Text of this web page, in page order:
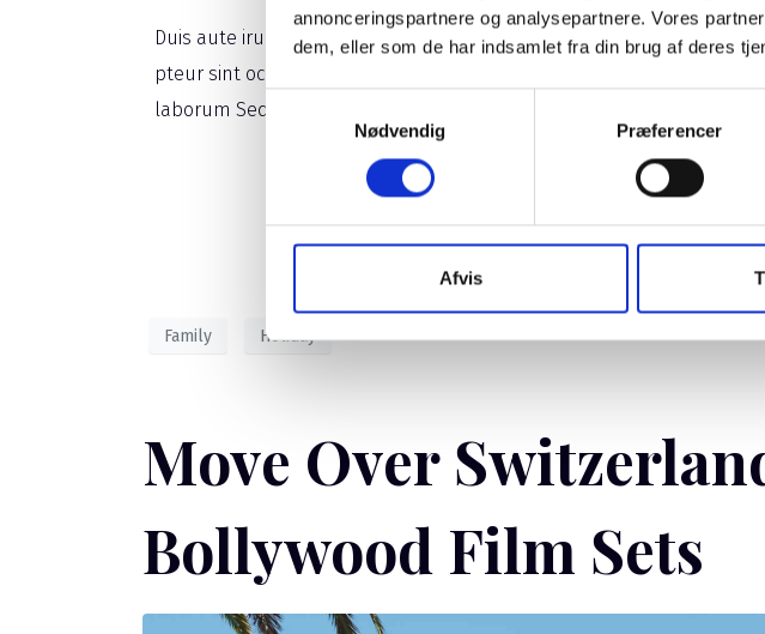
annonceringspartnere og analysepartnere. Vores
dem, eller som de har indsamlet fra din brug af deres
Samtykkevalg
Nødvendig
Præferencer
Afvis
Duis aute irure dolor in reprehenderit in voluptate velit esse cillum
pteur sint occaecat cupidatat non proident, sunt in culpa qui officia
laborum Sede ut perspiciatis unde omnis iste natus error.
Family Holiday
Move Over
Bollywood Film Sets